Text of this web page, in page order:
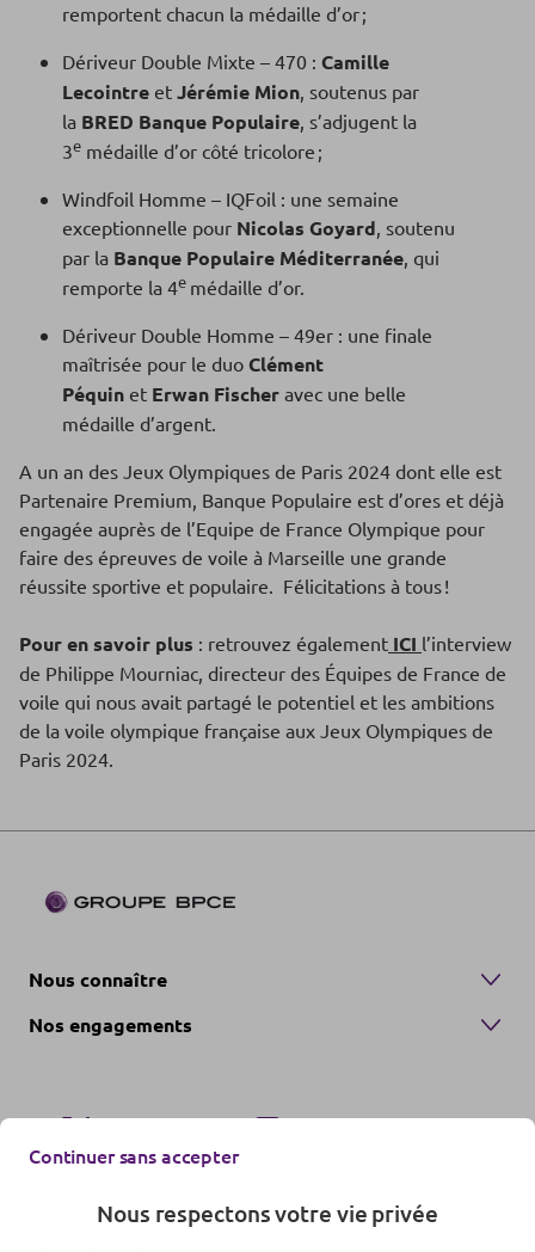
remportent chacun la médaille d’or ;
Dériveur Double Mixte – 470 : Camille
Lecointre et Jérémie Mion, soutenus par
la BRED Banque Populaire, s’adjugent la
3e médaille d’or côté tricolore ;
Windfoil Homme – IQFoil : une semaine
exceptionnelle pour Nicolas Goyard, soutenu
par la Banque Populaire Méditerranée, qui
remporte la 4e médaille d’or.
Dériveur Double Homme – 49er : une finale
maîtrisée pour le duo Clément
Péquin et Erwan Fischer avec une belle
médaille d’argent.
A un an des Jeux Olympiques de Paris 2024 dont elle est
Partenaire Premium, Banque Populaire est d’ores et déjà
engagée auprès de l’Equipe de France Olympique pour
faire des épreuves de voile à Marseille une grande
réussite sportive et populaire. Félicitations à tous !
Pour en savoir plus : retrouvez également ICI l’interview
de Philippe Mourniac, directeur des Équipes de France de
voile qui nous avait partagé le potentiel et les ambitions
de la voile olympique française aux Jeux Olympiques de
Paris 2024.
Nous connaître
Nos engagements
Continuer sans accepter
Nous respectons votre vie privée